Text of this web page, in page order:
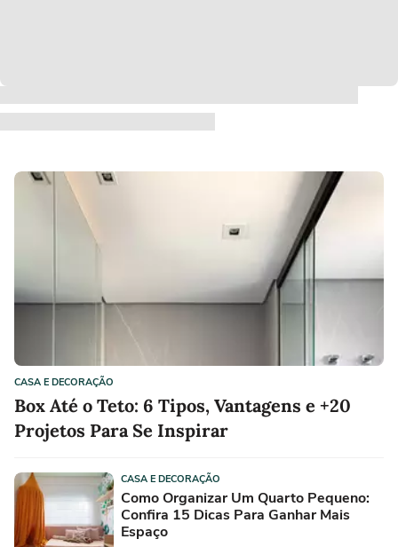
CASA E DECORAÇÃO
Box Até o Teto: 6 Tipos, Vantagens e +20
Projetos Para Se Inspirar
CASA E DECORAÇÃO
Como Organizar Um Quarto Pequeno:
Confira 15 Dicas Para Ganhar Mais
Espaço